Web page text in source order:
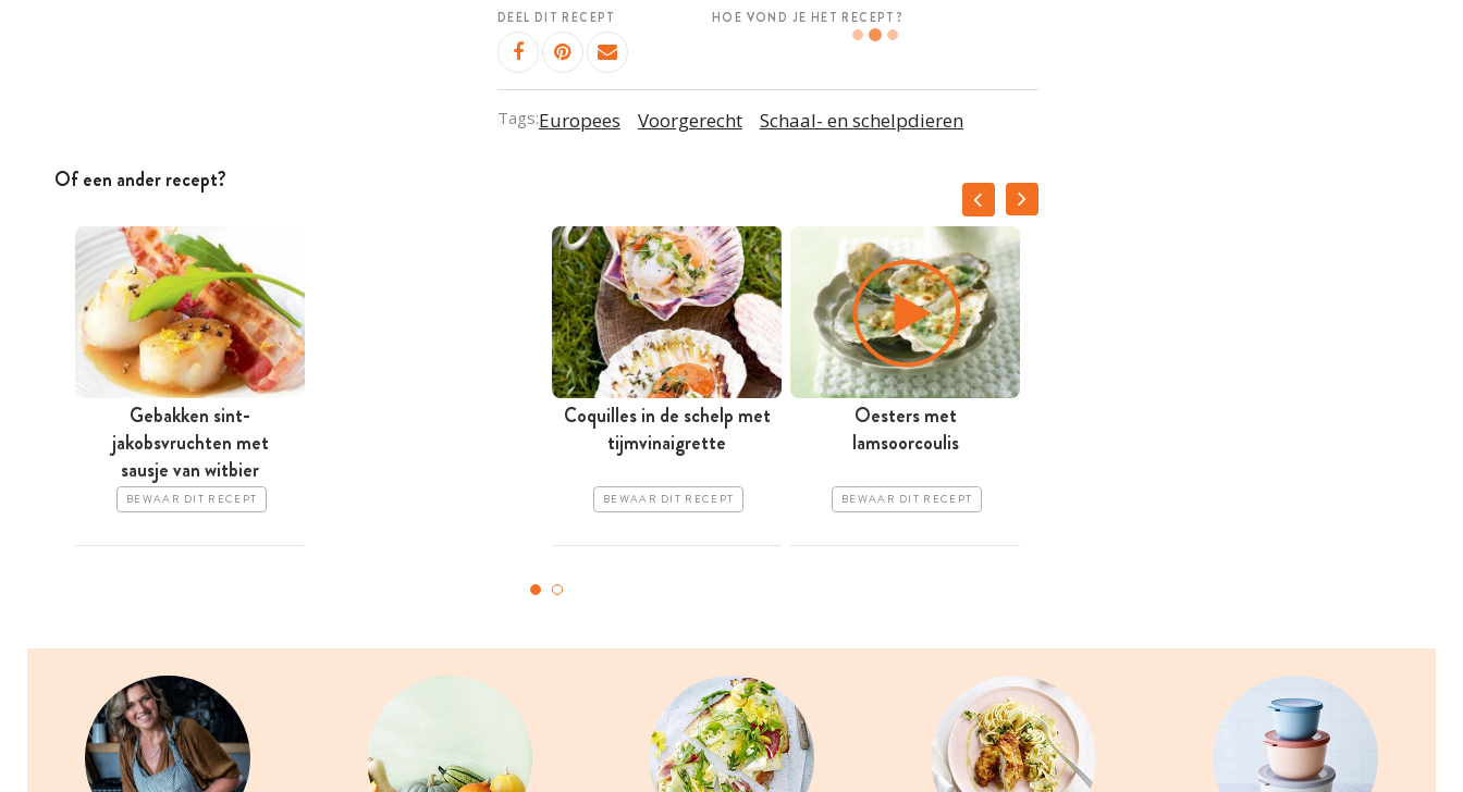
DEEL DIT RECEPT HOE VOND JE HET RECEPT?
Tags:Europees Voorgerecht Schaal- en schelpdieren
Of een ander recept?
Gebakken sint-
jakobsvruchten met
sausje van witbier
BEWAAR DIT RECEPT
Coquilles in de schelp met
tijmvinaigrette
BEWAAR DIT RECEPT
Oesters met
lamsoorcoulis
BEWAAR DIT RECEPT